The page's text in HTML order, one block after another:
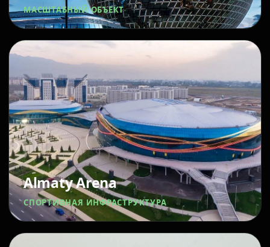
МАСШТАБНЫЙ ОБЪЕКТ
Almaty Arena
СПОРТИВНАЯ ИНФРАСТРУКТУРА